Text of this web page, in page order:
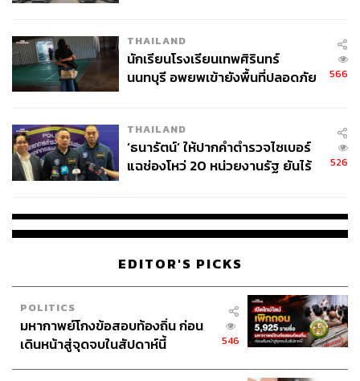
THAILAND
นักเรียนโรงเรียนเทพศิรินทร์
นนทบุรี อพยพเข้ายังพื้นที่ปลอดภัย
566
THAILAND
‘ธนารัตน์’ ให้ปากคำตำรวจไซเบอร์
แฉช่องโหว่ 20 หน่วยงานรัฐ ยันไร้
526
EDITOR'S PICKS
POLITICS
มหากาพย์โกงข้อสอบท้องถิ่น ก่อน
เดินหน้าสู่จุดจบในสัปดาห์นี้
546